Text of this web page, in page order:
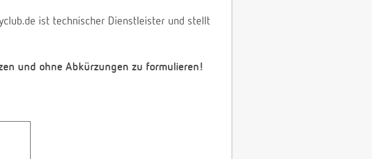
ist technischer Dienstleister und stellt
und ohne Abkürzungen zu formulieren!